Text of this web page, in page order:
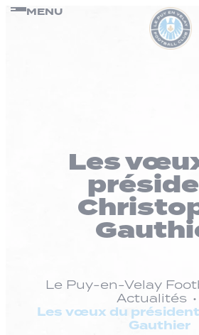
Passer
MENU
Les
Le Puy-en-Velay
Actualités
Les vœux du
Gauthier
Panneau de gestion des